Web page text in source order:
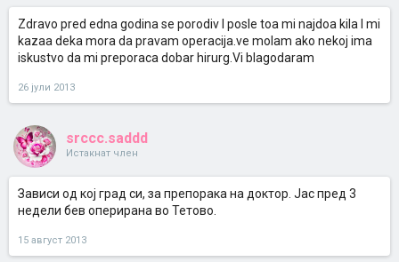
Zdravo pred edna godina se porodiv I posle toa mi najdoa kila I mi
kazaa deka mora da pravam operacija.ve molam ako nekoj ima
iskustvo da mi preporaca dobar hirurg.Vi blagodaram
26 јули 2013
srccc.saddd
Истакнат член
Зависи од кој град си, за препорака на доктор. Јас пред 3
недели бев оперирана во Тетово.
15 август 2013